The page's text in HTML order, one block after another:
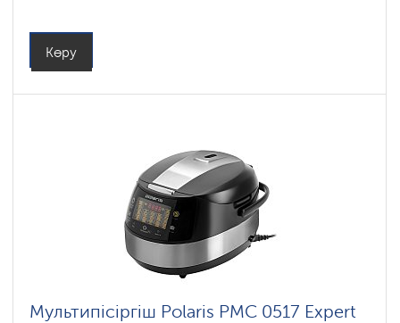
Көру
Мультипісіргіш Polaris PMC 0517 Expert